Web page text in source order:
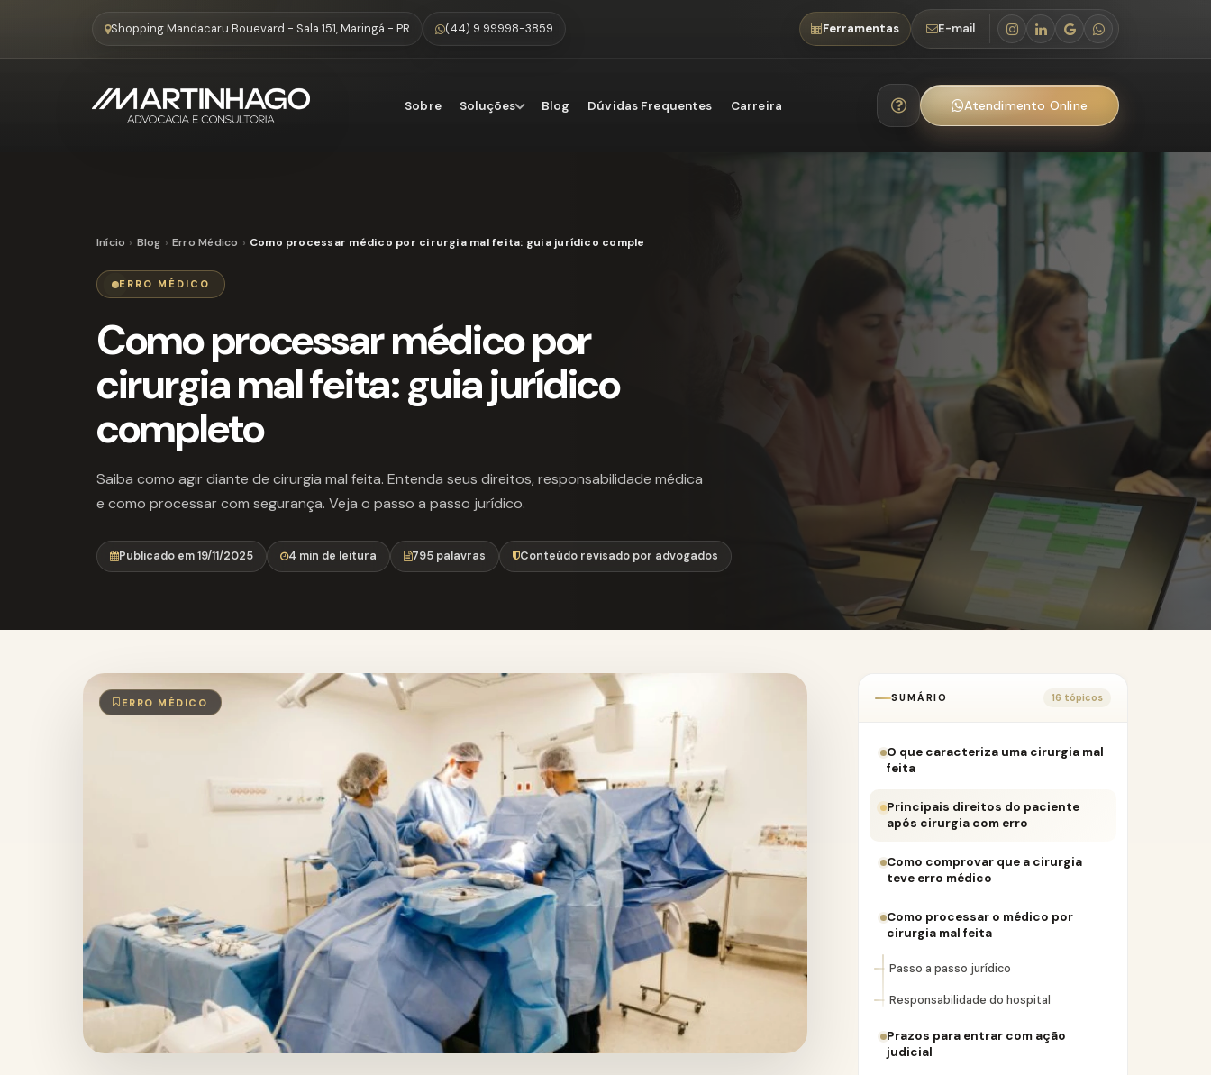
Shopping Mandacaru Bouevard - Sala 151, Maringá - PR (44) 9 99998-3859 Ferramentas E-mail
Sobre Soluções Blog Dúvidas Frequentes Carreira Atendimento Online
Início Blog Erro Médico Como processar médico por cirurgia mal feita: guia jurídico completo
ERRO MÉDICO
Como processar médico por
cirurgia mal feita: guia jurídico
completo
Saiba como agir diante de cirurgia mal feita. Entenda seus direitos, responsabilidade médica
e como processar com segurança. Veja o passo a passo jurídico.
Publicado em 19/11/2025 4 min de leitura 795 palavras Conteúdo revisado por advogados
ERRO MÉDICO SUMÁRIO 16 tópicos
O que caracteriza uma cirurgia mal
feita
Principais direitos do paciente
após cirurgia com erro
Como comprovar que a cirurgia
teve erro médico
Como processar o médico por
cirurgia mal feita
Passo a passo jurídico
Responsabilidade do hospital
Prazos para entrar com ação
judicial